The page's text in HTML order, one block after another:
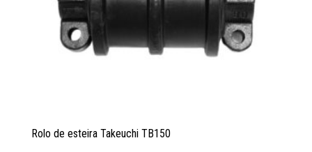
Rolo de esteira Takeuchi TB150